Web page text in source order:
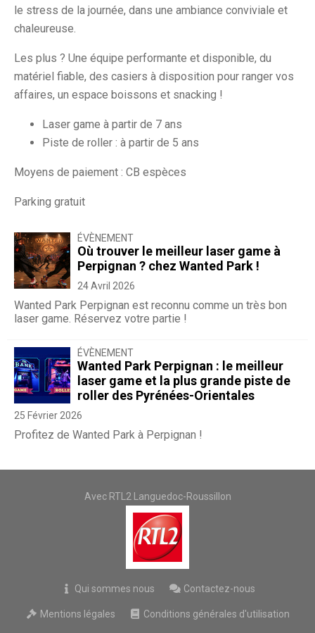
le stress de la journée, dans une ambiance conviviale et
chaleureuse.
Les plus ? Une équipe performante et disponible, du
matériel fiable, des casiers à disposition pour ranger vos
affaires, un espace boissons et snacking !
Laser game à partir de 7 ans
Piste de roller : à partir de 5 ans
Moyens de paiement : CB espèces
Parking gratuit
ÉVÈNEMENT
Où trouver le meilleur laser game à
Perpignan ? chez Wanted Park !
24 Avril 2026
Wanted Park Perpignan est reconnu comme un très bon
laser game. Réservez votre partie !
ÉVÈNEMENT
Wanted Park Perpignan : le meilleur
laser game et la plus grande piste de
roller des Pyrénées-Orientales
25 Février 2026
Profitez de Wanted Park à Perpignan !
Avec RTL2 Languedoc-Roussillon
Qui sommes nous Contactez-nous
Mentions légales Conditions générales d'utilisation